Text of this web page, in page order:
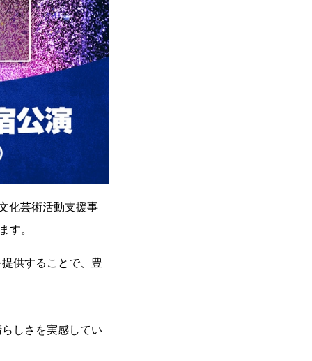
化芸術活動支援事
す。
供することで、豊
しさを実感してい